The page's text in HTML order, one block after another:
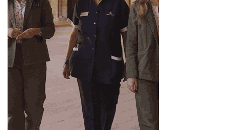
a la Demanda cuyo uso ha crecido un 35,3 % hasta superar
los 229.000 bonos durante 2023, 14.500 en León”, ha
recordado la consejera. En el caso de León, el servicio
metropolitano ofrece tarifas que suponen un 33 % de
ahorro de media para los usuarios y que, ahora, al igual
que sucedió durante el pasado ejercicio, también cuentan
con el descuento del 50 % a mayores que la
Administración autonómica también aplica.